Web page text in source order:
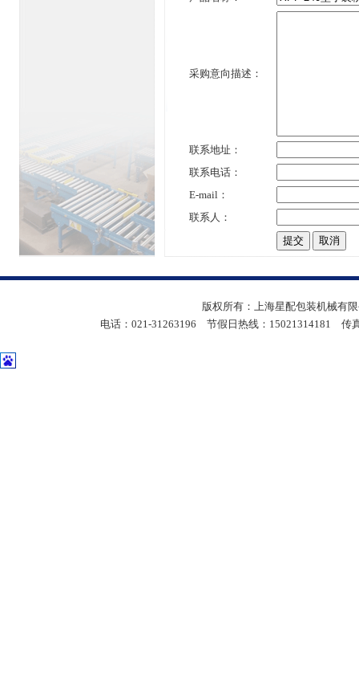
采购意向描述：
联系地址：
联系电话：
E-mail：
联系人：
版权所有：上海星配包装机械有
电话：021-31263196 节假日热线：15021314181 传